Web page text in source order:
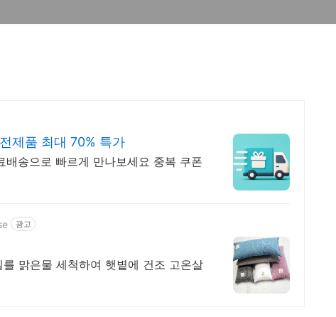
제품 최대 70% 특가
배송으로 빠르게 만나보세요 중복 쿠폰
광고
맑은물 세척하여 햇볕에 건조 고온살